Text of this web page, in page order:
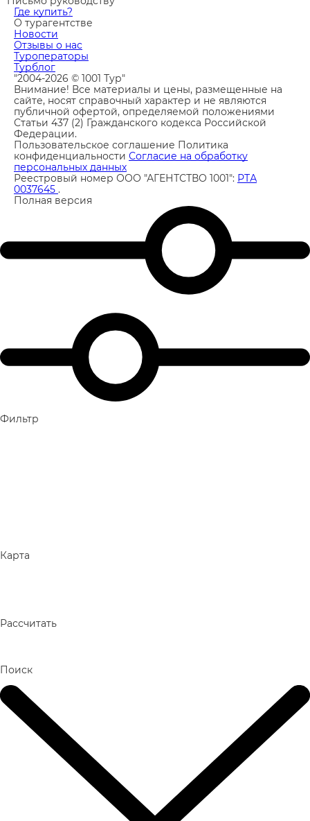
Где купить?
О турагентстве
Новости
Отзывы о нас
Туроператоры
Турблог
"2004-2026 © 1001 Тур"
Внимание! Все материалы и цены, размещенные на
сайте, носят справочный характер и не являются
публичной офертой, определяемой положениями
Статьи 437 (2) Гражданского кодекса Российской
Федерации.
Пользовательское соглашение Политика
конфиденциальности Согласие на обработку
персональных данных
Реестровый номер ООО "АГЕНТСТВО 1001": РТА
0037645 .
Полная версия
Фильтр
Карта
Рассчитать
Поиск